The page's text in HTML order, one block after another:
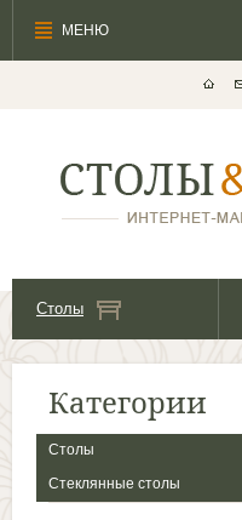
Столы
Категории
Столы
Стеклянные столы
МЕНЮ